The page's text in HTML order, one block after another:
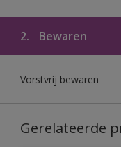
2. Bewaren
Vorstvrij bewaren
Gerelateerde